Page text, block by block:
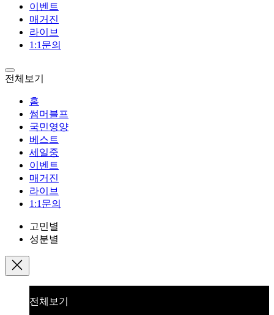
이벤트
매거진
라이브
1:1문의
전체보기
홈
썸머블프
국민영양
베스트
세일중
이벤트
매거진
라이브
1:1문의
고민별
성분별
전체보기